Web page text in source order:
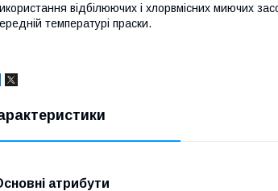
відбілюючих і хлорвмісних миючих
температурі праски.
атрибути